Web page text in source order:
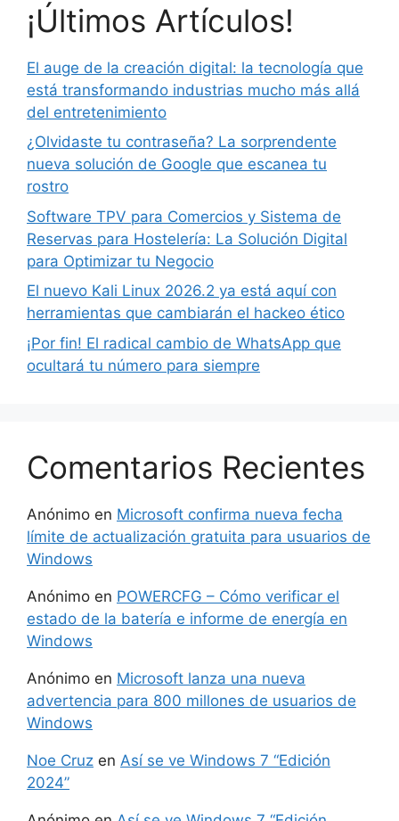
¡Últimos Artículos!
El auge de la creación digital: la tecnología que
está transformando industrias mucho más allá
del entretenimiento
¿Olvidaste tu contraseña? La sorprendente
nueva solución de Google que escanea tu
rostro
Software TPV para Comercios y Sistema de
Reservas para Hostelería: La Solución Digital
para Optimizar tu Negocio
El nuevo Kali Linux 2026.2 ya está aquí con
herramientas que cambiarán el hackeo ético
¡Por fin! El radical cambio de WhatsApp que
ocultará tu número para siempre
Comentarios Recientes
Anónimo en Microsoft confirma nueva fecha
límite de actualización gratuita para usuarios de
Windows
Anónimo en POWERCFG – Cómo verificar el
estado de la batería e informe de energía en
Windows
Anónimo en Microsoft lanza una nueva
advertencia para 800 millones de usuarios de
Windows
Noe Cruz en Así se ve Windows 7 “Edición
2024”